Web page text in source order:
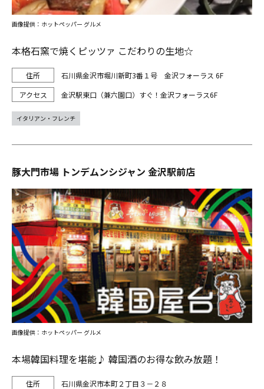
本格石窯で焼くピッツァ こだわりの生地☆
石川県金沢市堀川新町3番１号 金沢フォーラス 6F
金沢駅東口（兼六園口）すぐ！金沢フォーラス6F
画像提供：ホットペッパー グルメ
イタリアン・フレンチ
豚大門市場 トンデムンシジャン 金沢駅前店
本場韓国料理を堪能♪ 韓国酒のお得な飲み放題！
石川県金沢市本町２丁目３－２８
画像提供：ホットペッパー グルメ